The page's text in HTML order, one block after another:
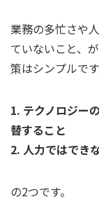
業務の多忙さや
ていないこと、
策はシンプルです
1. テクノロジー
替すること
2. 人力ではでき
の2つです。